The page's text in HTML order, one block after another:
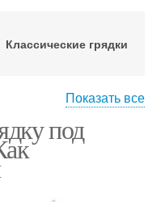
Классические грядки
Грядки для клубники
Показать все
под